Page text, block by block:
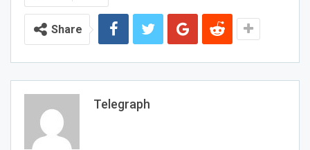
Share
Telegraph